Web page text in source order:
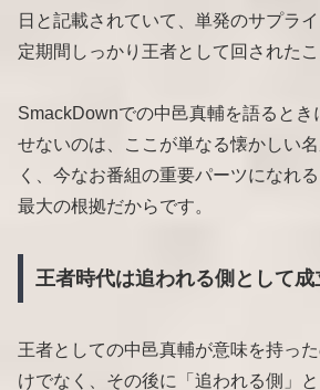
日と記載されていて、単発のサプラ
定期間しっかり王者として回されたこ
SmackDownでの中邑真輔を語るとき
せないのは、ここが単なる懐かしい
く、今なお番組の重要パーツになれ
最大の根拠だからです。
王者時代は追われる側として成
王者としての中邑真輔が意味を持っ
けでなく、その後に「追われる側」